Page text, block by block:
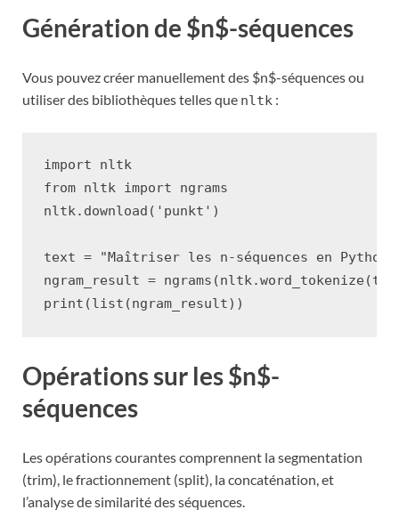
Génération de $n$-séquences
Vous pouvez créer manuellement des $n$-séquences ou
utiliser des bibliothèques telles que nltk :
import
nltk
from nltk import
ngrams
nltk. download ( 'punkt' )
text =
"Maîtriser les n-séquences en Python"
ngram_result = ngrams (nltk.word_tokenize (
print (list (ngram_result))
Opérations sur les $n$-
séquences
Les opérations courantes comprennent la segmentation
(trim), le fractionnement (split), la concaténation, et
l’analyse de similarité des séquences.